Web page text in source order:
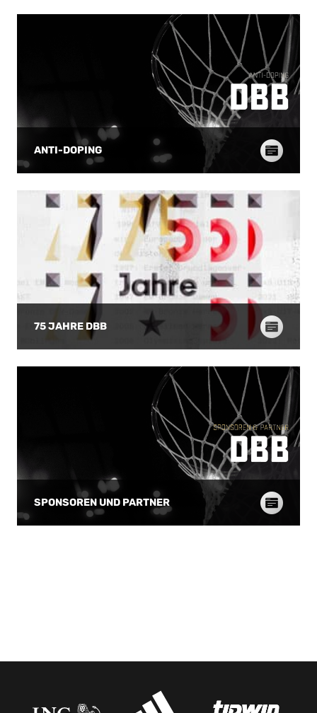
Volf in Schlagdistanz (13.). Wieder war Ohr
„für drei“ erfolgreich, Volf brachte
Deutschland in Führung (32:31, 14.). Fortan
verlief die Partie wieder Kopf an Kopf
(35:34, Dreier Berin Nurkic, 16.). Beim
35:39 nach einigen Nachlässigkeiten in der
deutschen Defense nahm Bauermann
eine weitere Auszeit. Egbe hämmerte
einen Dunk in den slowenischen Korb und
traf auch den Bonusfreiwurf (38:39, 17.).
Und nach einem weiteren „and one“ von
ihm hieß es 41:39 (18.). Es ging jetzt
wirklich munter hin und her. Zur Pause
vorn (43:46). Boxscore Zu viele
Ballverluste Slowenien kam besser aus
der Kabine (43:50, 22.), die DBB-Jungen
ließen ein paar vermeintlich einfache
Gelegenheiten aus. Volf brach den Bann,
aber sein Team lief auch nach 24 Minuten
einem Rückstand hinterher (45:54),
Auszeit Deutschland. Der zweite Dreier
von Nurkic bedeutete das 49:54, aber die
nächsten Szenen gehörten wieder dem
Gegner, der sich etwas absetzen konnte,
weil es ihm von der deutschen Defense zu
hochprozentig trafen. Ohr war mit seinem
vierten Dreier zum 52:63 erfolgreich und
machte Hoffnung (28.), aber man machte
Ballverlusten schwer. Meinberg markierte
mit Bonus das 57:67 (29.), Egbe und Ohr
waren bereits mit vier Foulks belastet
(57:72 nach dem dritten Viertel). Kein
Comeback Konnte Deutschland noch
einmal in die Partie zurückfinden? Nach 33
Minuten hatte sich nichts am klaren
Rückstand geändert (60:77) und man
und mit guter Qualität zurückgefunden
muss man einfach zugestehen, dass
Slowenien uns mit einer wirklich extrem
EuroBasket 2026
wird stärker
die zweite
Deutschland
Sloweninnen jetzt
Punkten,
durch weitere
und einen Dreier
passenden
Allerfings fand
in der Offensive
und stand so nach
konnte
erfolgreiche
anknüpfen und
von deutlich
Sloweninnen
Punkte von
Viertels sorgten
Deutschland mit
50:35-Führung in
ging. Deutschland
Team Das letzte
schlecht für
Deutschland
es selbst zwar
vorherige
aber selbst bis
keine weiteren
Sloweninnen zu.
Sloweninnen
Schlagabtausch
Slowenien traf
Steals und Treffer
Wiegand und
Abstand (58:41,
hatten dann aber
ANTI-DOPING
75 JAHRE DBB
SPONSOREN UND PARTNER